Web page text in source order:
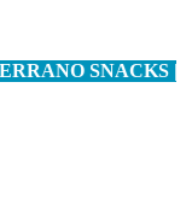
SNACKS|